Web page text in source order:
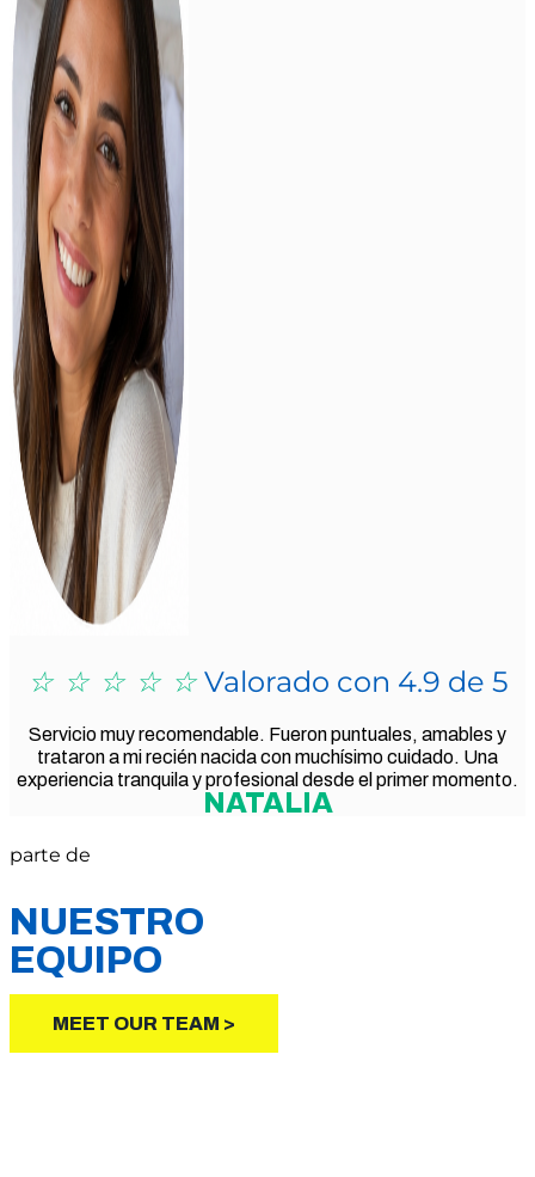
☆ ☆ ☆ ☆ ☆ Valorado con 4.9 de 5
Servicio muy recomendable. Fueron puntuales, amables y
trataron a mi recién nacida con muchísimo cuidado. Una
experiencia tranquila y profesional desde el primer momento.
NATALIA
parte de
NUESTRO
EQUIPO
MEET OUR TEAM >